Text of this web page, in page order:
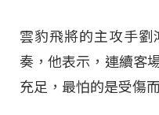
雲豹飛將的主攻手
奏，他表示，連續客
充足，最怕的是受傷